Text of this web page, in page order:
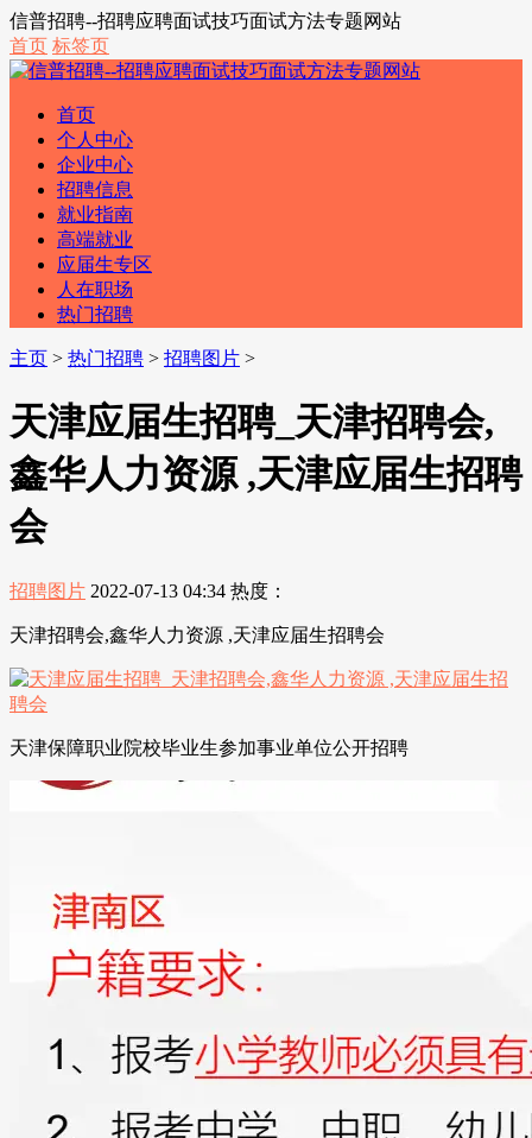
信普招聘--招聘应聘面试技巧面试方法专题网站
首页 标签页
首页
个人中心
企业中心
招聘信息
就业指南
高端就业
应届生专区
人在职场
热门招聘
主页 > 热门招聘 > 招聘图片 >
天津应届生招聘_天津招聘会,
鑫华人力资源 ,天津应届生招聘
会
招聘图片 2022-07-13 04:34 热度：
天津招聘会,鑫华人力资源 ,天津应届生招聘会
天津保障职业院校毕业生参加事业单位公开招聘